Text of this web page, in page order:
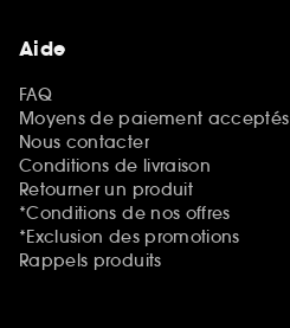
Aide
FAQ
Moyens de paiement acceptés
Nous contacter
Conditions de livraison
Retourner un produit
*Conditions de nos offres
*Exclusion des promotions
Rappels produits